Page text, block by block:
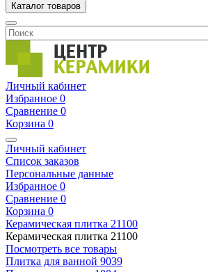
Каталог товаров
Личный кабинет
Избранное 0
Сравнение 0
Корзина 0
Личный кабинет
Список заказов
Персональные данные
Избранное 0
Сравнение 0
Корзина 0
Керамическая плитка 21100
Керамическая плитка 21100
Посмотреть все товары
Плитка для ванной 9039